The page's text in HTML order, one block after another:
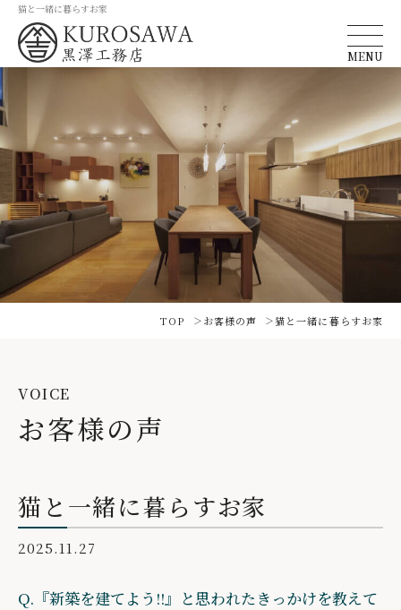
猫と一緒に暮らすお家
MENU
TOP お客様の声 猫と一緒に暮らすお家
VOICE
お客様の声
猫と一緒に暮らすお家
2025.11.27
Q.『新築を建てよう!!』と思われたきっかけを教えて